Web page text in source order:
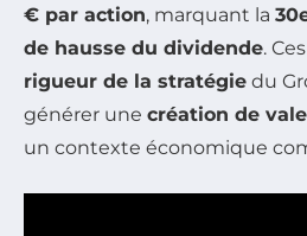
€ par action, marquant la
de hausse du dividende.
rigueur de la stratégie du
générer une création de
un contexte économique